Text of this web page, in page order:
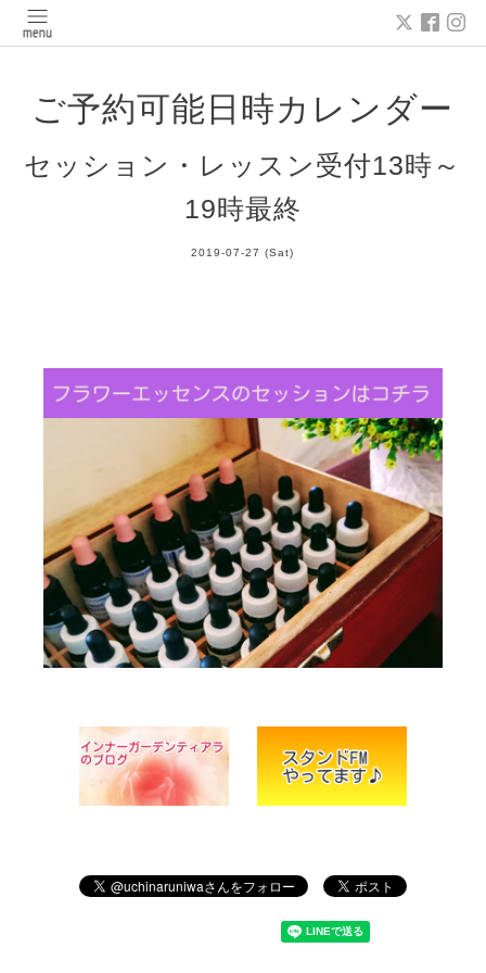
ご予約可能日時カレンダー
セッション・レッスン受付13時～
19時最終
2019-07-27 (Sat)